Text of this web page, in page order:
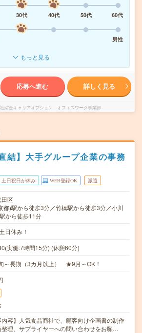
30代 40代 50代
60代
男性
もっと見る
応募へ進む 詳しく見る
綜合キャリアオプション オフィスワーク事業部
結】大手グループ企業の事務
土日祝日が休み WEB登録OK 派遣
田区
都)駅から徒歩3分／竹橋駅から徒歩3分／小川
から徒歩11分
日休み！
実働:7時間15分) (休憩60分)
～長期（3カ月以上） ★9月～OK！
内容】人気食品商社で、顧客向け企画書の制作
理、サプライヤーへの問い合わせをお願…